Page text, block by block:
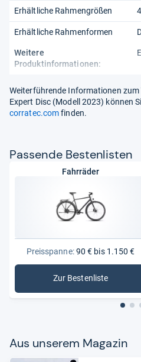
Erhältliche Rahmengrößen
Erhältliche Rahmenformen
Weitere
Produktinformationen:
Weiterführende Informationen
Expert Disc (Modell 2023) können
corratec.comfinden.
Pas­sende Bes­ten­lis­ten
Fahrräder
Preisspanne:90 € bis 1.150 €
Zur Bestenliste
: Fahrräder
Aus unse­rem Maga­zin